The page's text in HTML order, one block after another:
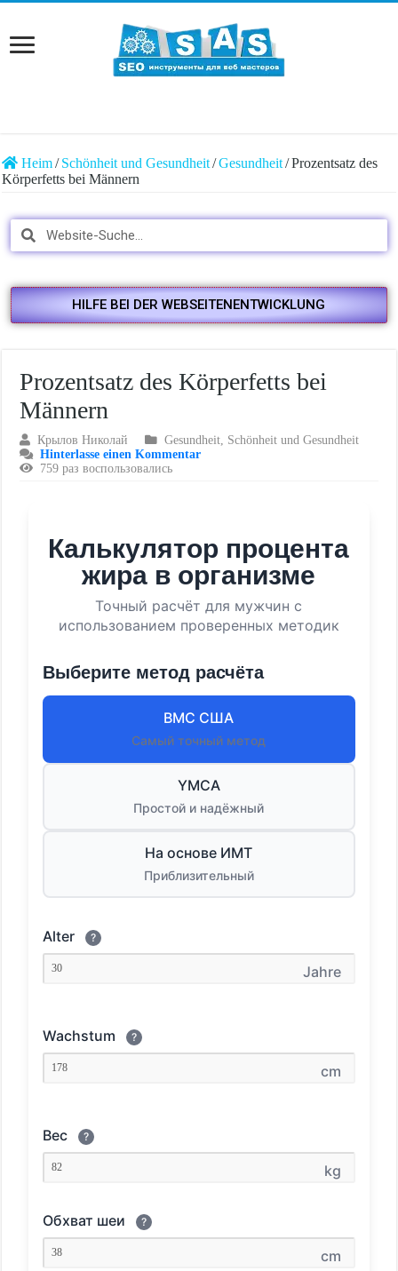
Heim/ Schönheit und Gesundheit/Gesundheit/Prozentsatz des
Körperfetts bei Männern
HILFE BEI DER WEBSEITENENTWICKLUNG
Prozentsatz des Körperfetts bei
Männern
Крылов Николай Gesundheit, Schönheit und Gesundheit
Hinterlasse einen Kommentar
759 раз воспользовались
Калькулятор процента
жира в организме
Точный расчёт для мужчин с
использованием проверенных методик
Выберите метод расчёта
ВМС США
Самый точный метод
YMCA
Простой и надёжный
На основе ИМТ
Приблизительный
Alter ?
Jahre
Wachstum ?
cm
Вес ?
kg
Обхват шеи ?
cm